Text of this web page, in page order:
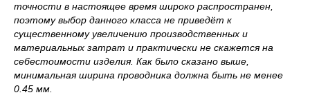
точности в настоящее время широко распространен,
поэтому выбор данного класса не приведёт к
существенному увеличению производственных и
материальных затрат и практически не скажется на
себестоимости изделия. Как было сказано выше,
минимальная ширина проводника должна быть не менее
0.45 мм.